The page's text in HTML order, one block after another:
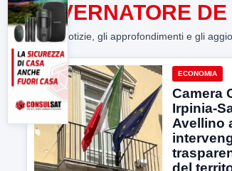
GOVERNATORE
Tutte le notizie, gli approfondimenti e gli
ECONOMIA
Camera
Irpinia-
Avellino
del